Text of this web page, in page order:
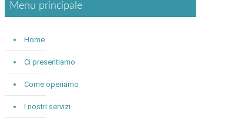
Menu principale
Home
Ci presentiamo
Come operiamo
I nostri servizi